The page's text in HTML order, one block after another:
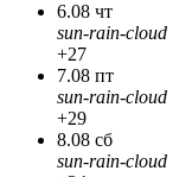
6.08 чт
sun-rain-cloud
+27
7.08 пт
sun-rain-cloud
+29
8.08 сб
sun-rain-cloud